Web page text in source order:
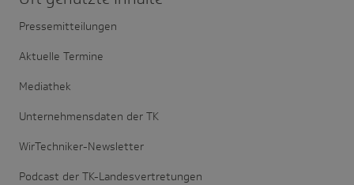
Pressemitteilungen
Aktuelle Termine
Mediathek
Unternehmensdaten der TK
WirTechniker-Newsletter
Podcast der TK-Landesvertretungen